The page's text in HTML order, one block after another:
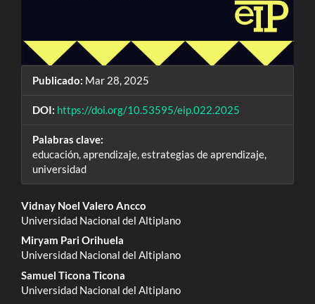
Publicado: Mar 28, 2025
DOI: https://doi.org/10.53595/eip.022.2025
Palabras clave:
educación, aprendizaje, estrategias de aprendizaje,
universidad
Contenido
principal
del
artículo
Vidnay Noel Valero Ancco
Universidad Nacional del Altiplano
Miryam Pari Orihuela
Universidad Nacional del Altiplano
Samuel Ticona Ticona
Universidad Nacional del Altiplano